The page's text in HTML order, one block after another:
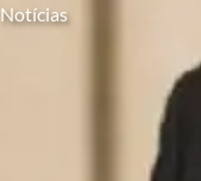
Notícias